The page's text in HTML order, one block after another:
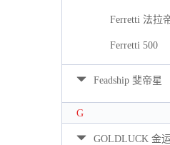
Ferretti 法拉
Ferretti 500
Feadship 斐帝星
G
GOLDLUCK 金